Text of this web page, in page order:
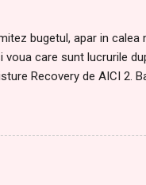
bugetul, apar in
care sunt lucrurile
Recovery de AICI 2.
de AICI 4.Si de
5. Mai visez si la un
:D 6. Ce wishlist ar fi
7. Ei, dar credeati ca